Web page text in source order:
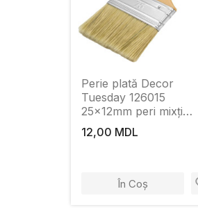
Perie plată Decor
Tuesday 126015
25x12mm peri mixți
ușori, mâner din plastic
12,00 MDL
În Coș